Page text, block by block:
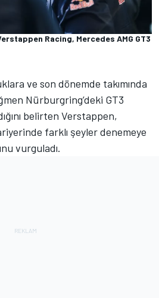
Racing, Mercedes AMG GT3
ve son dönemde takımında
Nürburgring’deki GT3
belirten Verstappen,
farklı şeyler denemeye
vurguladı.